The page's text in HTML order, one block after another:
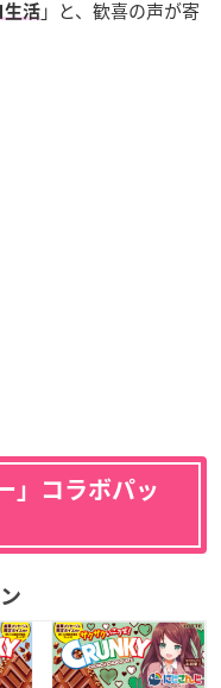
生活 」と、歓喜の声が寄
」コラボパッ